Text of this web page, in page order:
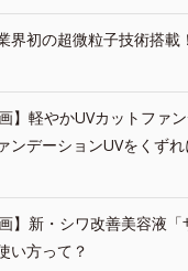
界初の超微粒子技術搭
】軽やかUVカットファ
ンデーションUVをくず
】新・シワ改善美容液
い方って？